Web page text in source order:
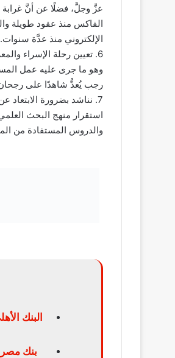
عزَّ وجلَّ، فضلًا عن أنَّ
الفاكس منذ عقود طويلة
الإلكتروني منذ عدَّة سنوات.
6. تعيين رحلة الإسراء
وهو ما جرى عليه عمل
رجب يُعدُّ شاهدًا على رجحان
7. نناشد بضرورة
استقرار منهج البحث
والدروس المستفادة من
البنك
بنك مصر